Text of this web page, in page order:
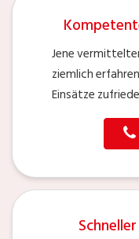
Jene
ziemlich
Einsätze